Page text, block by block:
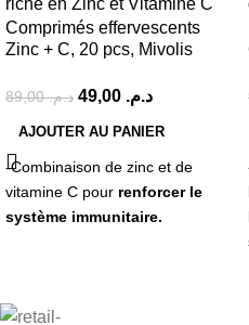
Comprimés effervescents
Zinc + C, 20 pcs, Mivolis
د.م.89,00 د.م.
AJOUTER AU PANIER
-Combinaison de zinc et de
vitamine C pour renforcer le
système immunitaire.